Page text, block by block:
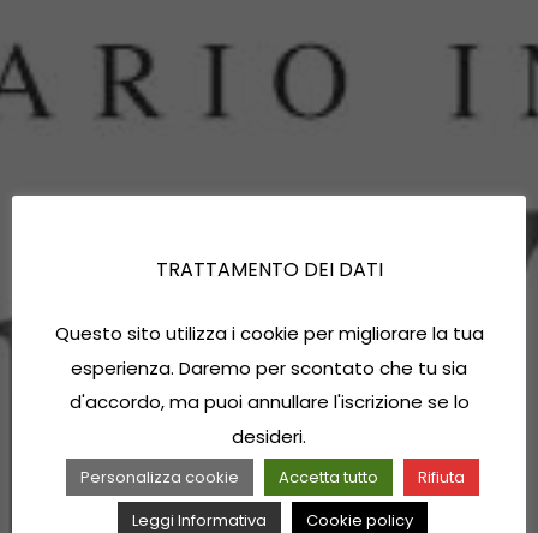
TRATTAMENTO DEI DATI
Questo sito utilizza i cookie per migliorare la tua
esperienza. Daremo per scontato che tu sia
d'accordo, ma puoi annullare l'iscrizione se lo
desideri.
Personalizza cookie Accetta tutto
Rifiuta
Leggi Informativa
Cookie policy